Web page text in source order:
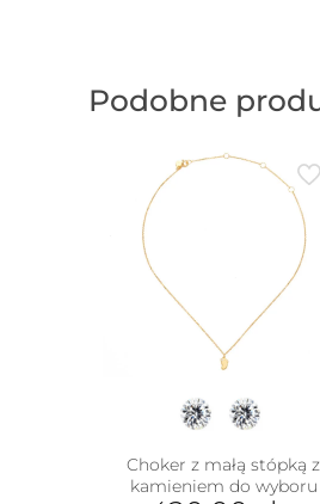
Podobne
Choker z małą stópką z
kamieniem do wyboru